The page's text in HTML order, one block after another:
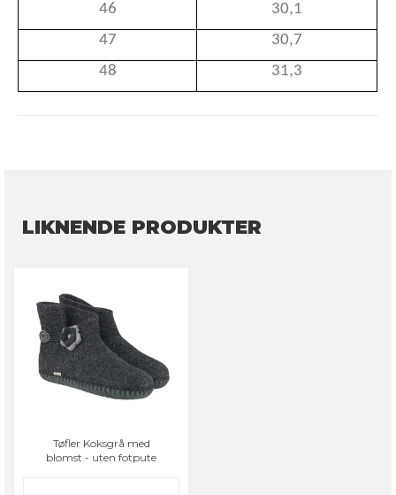
46
30,1
47
30,7
48
31,3
LIKNENDE PRODUKTER
Tøfler Koksgrå med
blomst - uten fotpute